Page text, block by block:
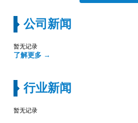
公司新闻
暂无记录
了解更多 →
行业新闻
暂无记录